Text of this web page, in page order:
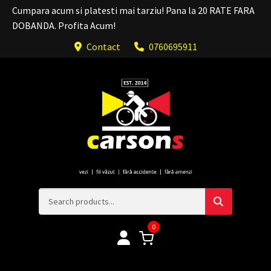
Cumpara acum si platesti mai tarziu! Pana la 20 RATE FARA
DOBANDA. Profita Acum!
Contact
0760695911
0